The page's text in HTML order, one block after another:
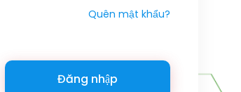
Quên mật khẩu?
Đăng nhập